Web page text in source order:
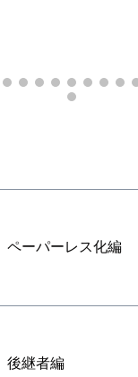
ペーパーレス化編
後継者編